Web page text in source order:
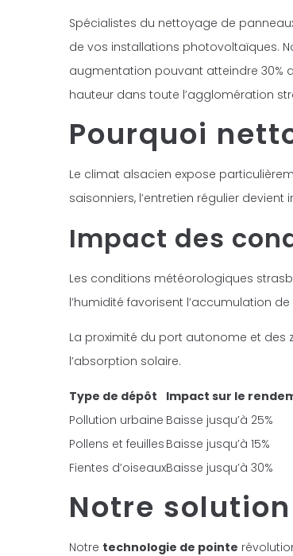
Spécialistes du nettoyage de
de vos installations photovoltaïques.
augmentation pouvant atteindre 30%
hauteur dans toute l’agglomération
Pourquoi
Le climat alsacien expose
saisonniers, l’entretien régulier
Impact des
Les conditions météorologiques
l’humidité favorisent l’accumulation
La proximité du port autonome et des
l’absorption solaire.
Type de dépôt
Impact sur le
Pollution urbaine Baisse jusqu’à 25%
Pollens et feuilles Baisse jusqu’à 15%
Fientes d’oiseauxBaisse jusqu’à 30%
Notre
Notre technologie de pointe